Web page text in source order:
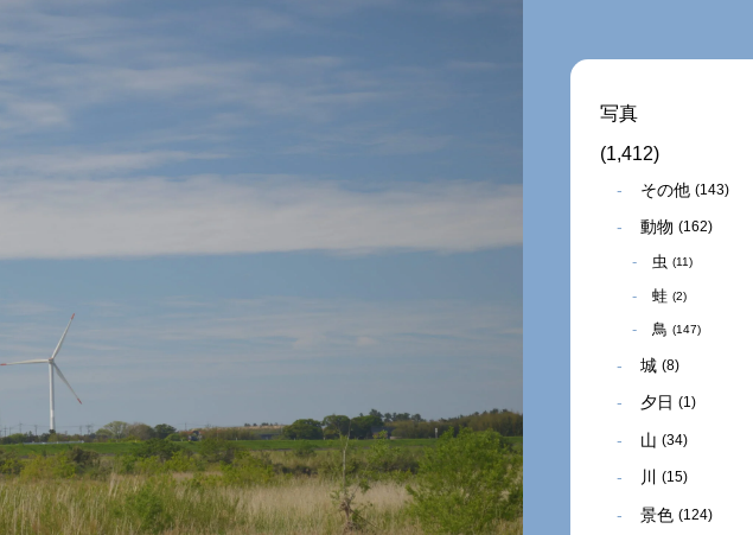
写真
(1,412)
その他 (143)
動物 (162)
虫 (11)
蛙 (2)
鳥 (147)
城 (8)
夕日 (1)
山 (34)
川 (15)
景色 (124)